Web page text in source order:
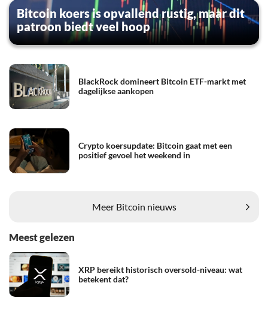
Bitcoin koers is opvallend rustig, maar dit
patroon biedt veel hoop
BlackRock domineert Bitcoin ETF-markt met
dagelijkse aankopen
Crypto koersupdate: Bitcoin gaat met een
positief gevoel het weekend in
Meer Bitcoin nieuws
Meest gelezen
XRP bereikt historisch oversold-niveau: wat
betekent dat?